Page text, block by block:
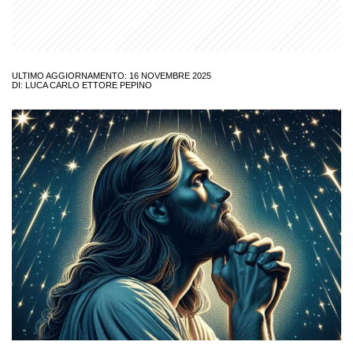
ULTIMO AGGIORNAMENTO: 16 NOVEMBRE 2025
DI: LUCA CARLO ETTORE PEPINO